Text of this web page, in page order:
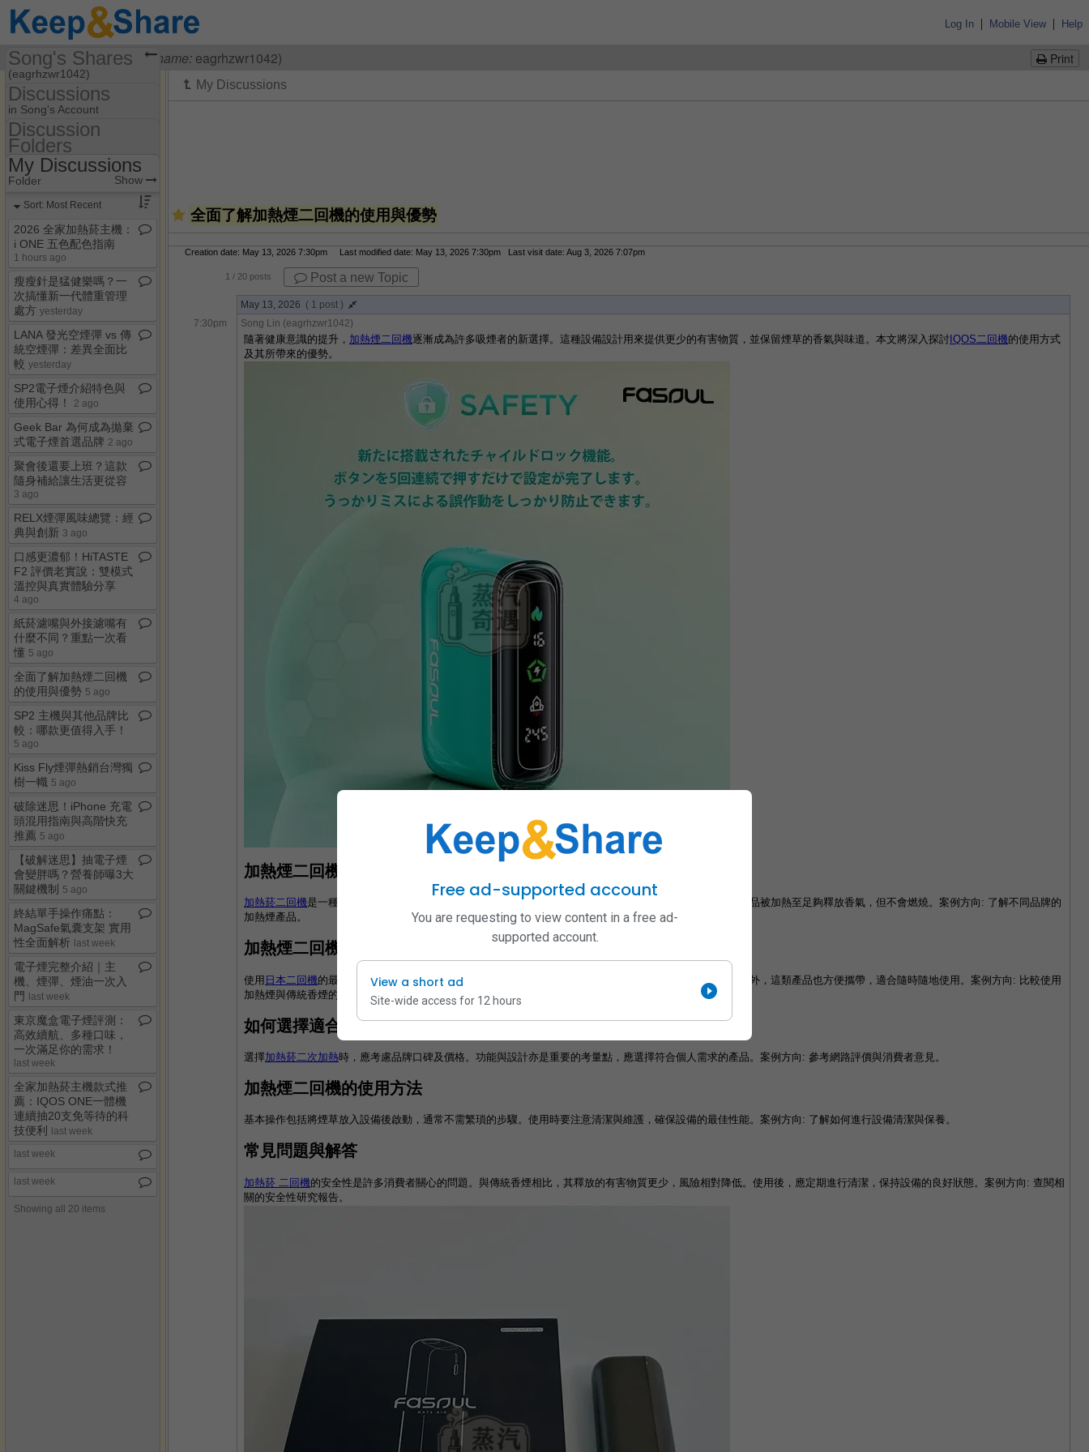
Log In | Mobile View | Help
Print
Visiting Song Lin (username: eagrhzwr1042)
全面了解加熱煙二回機的使用與優勢
Creation date: May 13, 2026 7:30pm Last modified date: May 13, 2026 7:30pm Last visit date: Aug 3, 2026 7:07pm
1 / 20 posts Post a new Topic
May 13, 2026 ( 1 post )
7:30pm
Song Lin (eagrhzwr1042)
隨著健康意識的提升， 加熱煙二回機逐漸成為許多吸煙者的新選擇。這種設備設計用來提供更少的有害物質，並保留煙草的香氣與味道。本文將深入探討 IQOS二回機的使用方式
及其所帶來的優勢。
加熱煙二回機概述
加熱菸二回機是一種透過加熱煙草而非燃燒的設備。這樣的方式大幅減少了有害物質的釋放。使用時，煙草產品被加熱至足夠釋放香氣，但不會燃燒。案例方向: 了解不同品牌的
加熱煙產品。
加熱煙二回機的優勢
使用 日本二回機的最大優勢是降低有害物質的釋放。這使得吸煙者在享受香氣的同時，減少對健康的傷害。此外，這類產品也方便攜帶，適合隨時隨地使用。案例方向: 比較使用
加熱煙與傳統香煙的健康影響。
如何選擇適合的加熱煙二回機
選擇加熱菸二次加熱時，應考慮品牌口碑及價格。功能與設計亦是重要的考量點，應選擇符合個人需求的產品。案例方向: 參考網路評價與消費者意見。
加熱煙二回機的使用方法
基本操作包括將煙草放入設備後啟動，通常不需繁瑣的步驟。使用時要注意清潔與維護，確保設備的最佳性能。案例方向: 了解如何進行設備清潔與保養。
常見問題與解答
加熱菸 二回機的安全性是許多消費者關心的問題。與傳統香煙相比，其釋放的有害物質更少，風險相對降低。使用後，應定期進行清潔，保持設備的良好狀態。案例方向: 查閱相
關的安全性研究報告。
Song's Shares
(eagrhzwr1042)
Share Page
Discussions
Discussions
in Song's Account
Discussion Folders
Discussion
Folders
Folder Set Show
My Discussions
Folder Show
Sort: Most Recent
2026 全家加熱菸主機：
i ONE 五色配色指南
1 hours ago
瘦瘦針是猛健樂嗎？一
次搞懂新一代體重管理
處方​ yesterday
LANA 發光空煙彈 vs 傳
統空煙彈：差異全面比
較 yesterday
SP2電子煙介紹特色與
使用心得！
2 ago
Geek Bar 為何成為拋棄
式電子煙首選品牌 2 ago
聚會後還要上班？這款
隨身補給讓生活更從容
3 ago
RELX煙彈風味總覽：經
典與創新 3 ago
口感更濃郁！HiTASTE
F2 評價老實說：雙模式
溫控與真實體驗分享
4 ago
紙菸濾嘴與外接濾嘴有
什麼不同？重點一次看
懂 5 ago
全面了解加熱煙二回機
的使用與優勢 5 ago
SP2 主機與其他品牌比
較：哪款更值得入手！
5 ago
Kiss Fly煙彈熱銷台灣獨
樹一幟 5 ago
破除迷思！iPhone 充電
頭混用指南與高階快充
推薦 5 ago
【破解迷思】抽電子煙
會變胖嗎？營養師曝3大
關鍵機制
5 ago
終結單手操作痛點：
MagSafe氣囊支架 實用
性全面解析 last week
電子煙完整介紹｜主
機、煙彈、煙油一次入
門 last week
東京魔盒電子煙評測：
高效續航、多種口味，
一次滿足你的需求！
last week
全家加熱菸主機款式推
薦：IQOS ONE一體機
連續抽20支免等待的科
技便利
last week
last week
last week
Showing all 20 items
Free ad-supported account
You are requesting to view content in a free ad-
supported account.
View a short ad
Site-wide access for 12 hours